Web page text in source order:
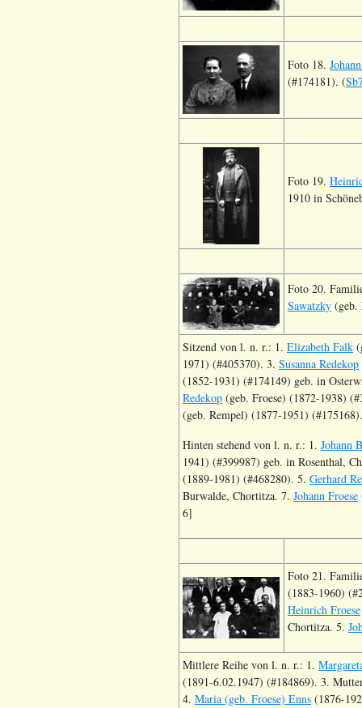
Foto 18.
(#174181). (
Foto 19.
1910 in
Foto 20.
Sawatzky (geb.
Sitzend von l. n. r.: 1. Elizabeth Falk
1971) (#405370). 3. Susanna Redekop
(1852-1931) (#174149) geb. in
Redekop (geb. Froese) (1872-1938)
(geb. Rempel) (1877-1951) (#175168).
Hinten stehend von l. n. r.: 1. Johann
1941) (#399987) geb. in Rosenthal,
(1889-1981) (#468280). 5. Gerhard
Burwalde, Chortitza. 7. Johann Froese
6]
Foto 21.
(1883-1960)
Heinrich Froese
Chortitza. 5.
Mittlere Reihe von l. n. r.: 1.
(1891-6.02.1947) (#184869). 3.
4. Maria (geb. Froese) Enns (1876-